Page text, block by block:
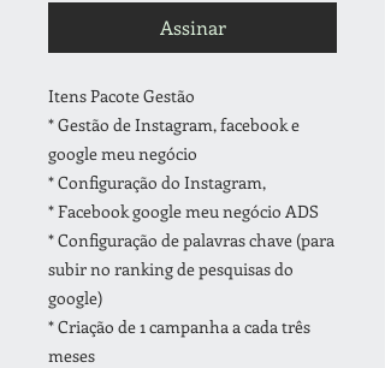
Assinar
Itens Pacote Gestão
* Gestão de Instagram, facebook e
google meu negócio
* Configuração do Instagram,
* Facebook google meu negócio ADS
* Configuração de palavras chave (para
subir no ranking de pesquisas do
google)
* Criação de 1 campanha a cada três
meses